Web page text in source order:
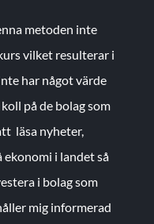
metoden inte
vilket resulterar i
har något värde
på de bolag som
läsa nyheter,
i landet så
i bolag som
mig informerad